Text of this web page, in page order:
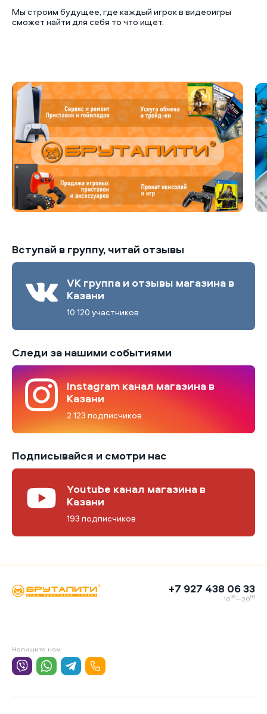
Мы строим будущее, где каждый игрок в видеоигры
сможет найти для себя то что ищет.
Вступай в группу, читай отзывы
VK группа и отзывы магазина в
Казани
10 120 участников
Следи за нашими событиями
Instagram канал магазина в
Казани
2 123 подписчиков
Подписывайся и смотри нас
Youtube канал магазина в
Казани
193 подписчиков
+7 927 438 06 33
1000—2000
Напишите нам